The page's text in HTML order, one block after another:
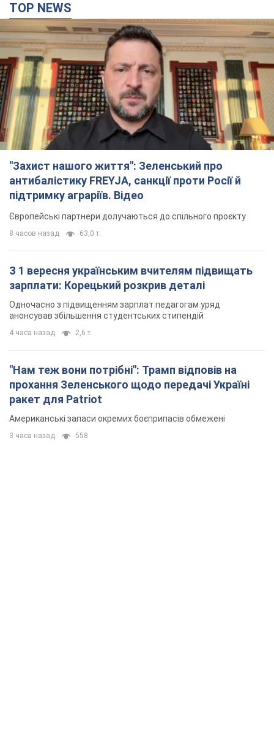
TOP NEWS
"Захист нашого життя": Зеленський про
антибалістику FREYJA, санкції проти Росії й
підтримку аграріїв. Відео
Європейські партнери долучаються до спільного проєкту
8 часов назад 63,0 т.
З 1 вересня українським вчителям підвищать
зарплати: Корецький розкрив деталі
Одночасно з підвищенням зарплат педагогам уряд
анонсував збільшення студентських стипендій
4 часа назад 2,6 т.
"Нам теж вони потрібні": Трамп відповів на
прохання Зеленського щодо передачі Україні
ракет для Patriot
Американські запаси окремих боєприпасів обмежені
3 часа назад 558